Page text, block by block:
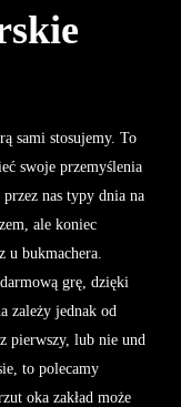
sami stosujemy. To
swoje przemyślenia
przez nas typy dnia na
ale koniec
u bukmachera.
grę, dzięki
zależy jednak od
pierwszy, lub nie und
to polecamy
oka zakład może